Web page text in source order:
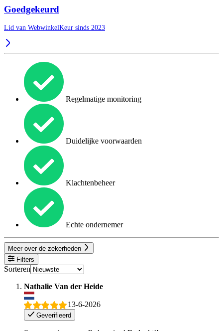
Goedgekeurd
Lid van WebwinkelKeur sinds 2023
Regelmatige monitoring
Duidelijke voorwaarden
Klachtenbeheer
Echte ondernemer
Meer over de zekerheden
Filters
Sorteren
Nathalie Van der Heide
13-6-2026
Geverifieerd